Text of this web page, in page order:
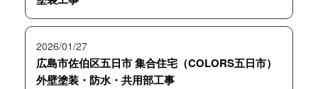
2026/01/27
広島市佐伯区五日市 集合住宅（COLORS五日市）
外壁塗装・防水・共用部工事